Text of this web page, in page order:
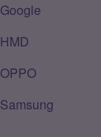
Google
HMD
OPPO
Samsung